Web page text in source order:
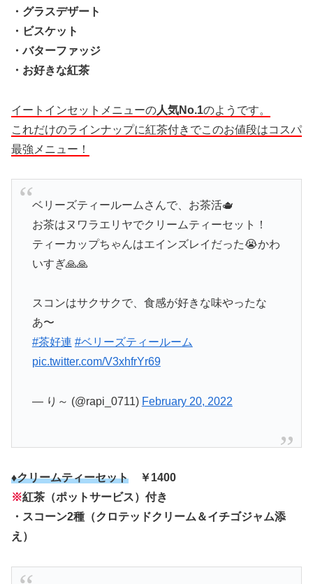
・グラスデザート
・ビスケット
・バターファッジ
・お好きな紅茶
イートインセットメニューの人気No.1のようです。
これだけのラインナップに紅茶付きでこのお値段はコスパ
最強メニュー！
ベリーズティールームさんで、お茶活🫖
お茶はヌワラエリヤでクリームティーセット！
ティーカップちゃんはエインズレイだった😭かわ
いすぎ🙏🙏
スコンはサクサクで、食感が好きな味やったな
あ〜
#茶好連 #ベリーズティールーム
pic.twitter.com/V3xhfrYr69
— り～ (@rapi_0711) February 20, 2022
♦クリームティーセット ￥1400
※紅茶（ポットサービス）付き
・スコーン2種（クロテッドクリーム＆イチゴジャム添
え）